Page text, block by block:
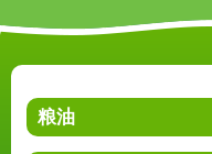
粮油